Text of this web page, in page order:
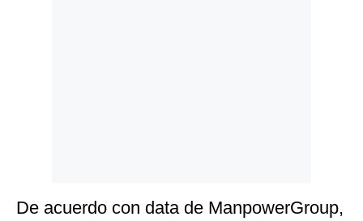
De acuerdo con data de ManpowerGroup,